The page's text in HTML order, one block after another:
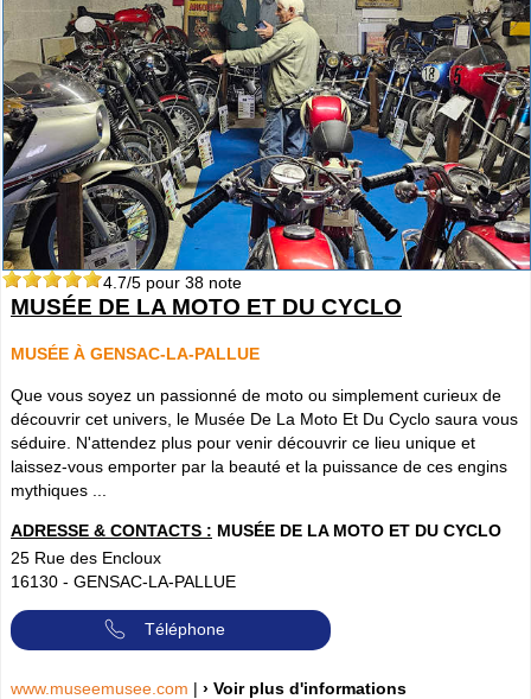
4.7/5 pour 38 note
MUSÉE DE LA MOTO ET DU CYCLO
MUSÉE À GENSAC-LA-PALLUE
Que vous soyez un passionné de moto ou simplement curieux de
découvrir cet univers, le Musée De La Moto Et Du Cyclo saura vous
séduire. N'attendez plus pour venir découvrir ce lieu unique et
laissez-vous emporter par la beauté et la puissance de ces engins
mythiques ...
ADRESSE & CONTACTS : MUSÉE DE LA MOTO ET DU CYCLO
25 Rue des Encloux
16130 - GENSAC-LA-PALLUE
Téléphone
www.museemusee.com | › Voir plus d'informations